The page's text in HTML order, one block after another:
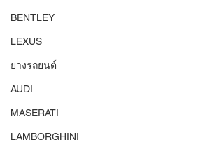
BENTLEY
LEXUS
ยางรถยนต์
AUDI
MASERATI
LAMBORGHINI